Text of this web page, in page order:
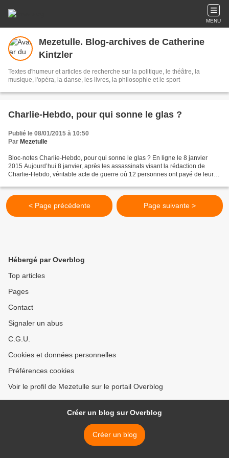
MENU
Mezetulle. Blog-archives de Catherine
Kintzler
Textes d'humeur et articles de recherche sur la politique, le théâtre, la
musique, l'opéra, la danse, les livres, la philosophie et le sport
Charlie-Hebdo, pour qui sonne le glas ?
Publié le 08/01/2015 à 10:50
Par Mezetulle
Bloc-notes Charlie-Hebdo, pour qui sonne le glas ? En ligne le 8 janvier
2015 Aujourd’hui 8 janvier, après les assassinats visant la rédaction de
Charlie-Hebdo, véritable acte de guerre où 12 personnes ont payé de leur
< Page précédente Page suivante >
Hébergé par Overblog
Top articles
Pages
Contact
Signaler un abus
C.G.U.
Cookies et données personnelles
Préférences cookies
Voir le profil de Mezetulle sur le portail Overblog
Créer un blog sur Overblog
Créer un blog